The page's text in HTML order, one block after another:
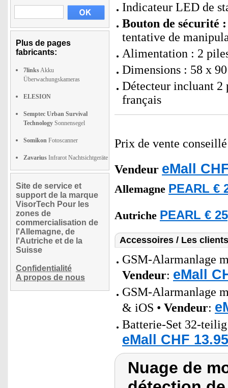
Plus de pages
fabricants:
7linksAkku
Überwachungskameras
ELESION
Semptec Urban Survival
Technology Sonnensegel
Somikon Fotoscanner
Zavarius Infrarot Nachtsichtgeräte
Site de service et
support de la marque
VisorTech Pour les
zones de
commercialisation de
l'Allemagne, de
l'Autriche et de la
Suisse
Confidentialité
A propos de nous
Indicateur LED de
Bouton de sécurité :
tentative de
Alimentation : 2
Dimensions : 58 x
Détecteur incluant 2
français
Prix de vente
Vendeur eMall
Allemagne PEARL €
Autriche PEARL €
Accessoires / Les
GSM-Alarmanlage
Vendeur: eMall
GSM-Alarmanlage
& iOS • Vendeur:
Batterie-Set 32-
eMall CHF
Nuage de